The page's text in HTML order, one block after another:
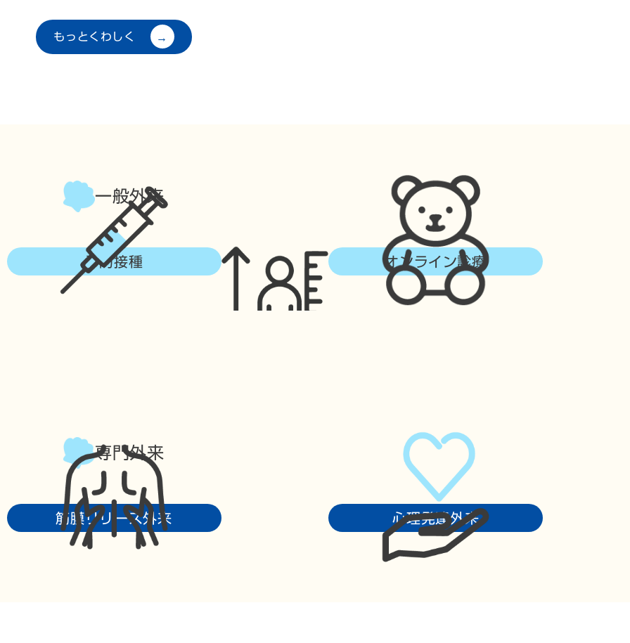
もっとくわしく
一般外来
予防接種 オンライン診療
専門外来
筋膜リリース外来 心理発達外来